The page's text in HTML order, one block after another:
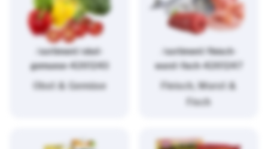
/sortiment/obst-
gemuese-4261243
Obst & Gemüse
/sortiment/fleisch-
wurst-fisch-4261247
Fleisch, Wurst &
Fisch